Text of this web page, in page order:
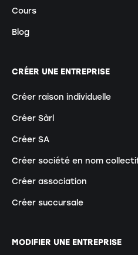
Cours
Blog
CRÉER UNE ENTREPRISE
Créer raison individuelle
Créer Sàrl
Créer SA
Créer société en nom
Créer association
Créer succursale
MODIFIER UNE ENTREPRISE